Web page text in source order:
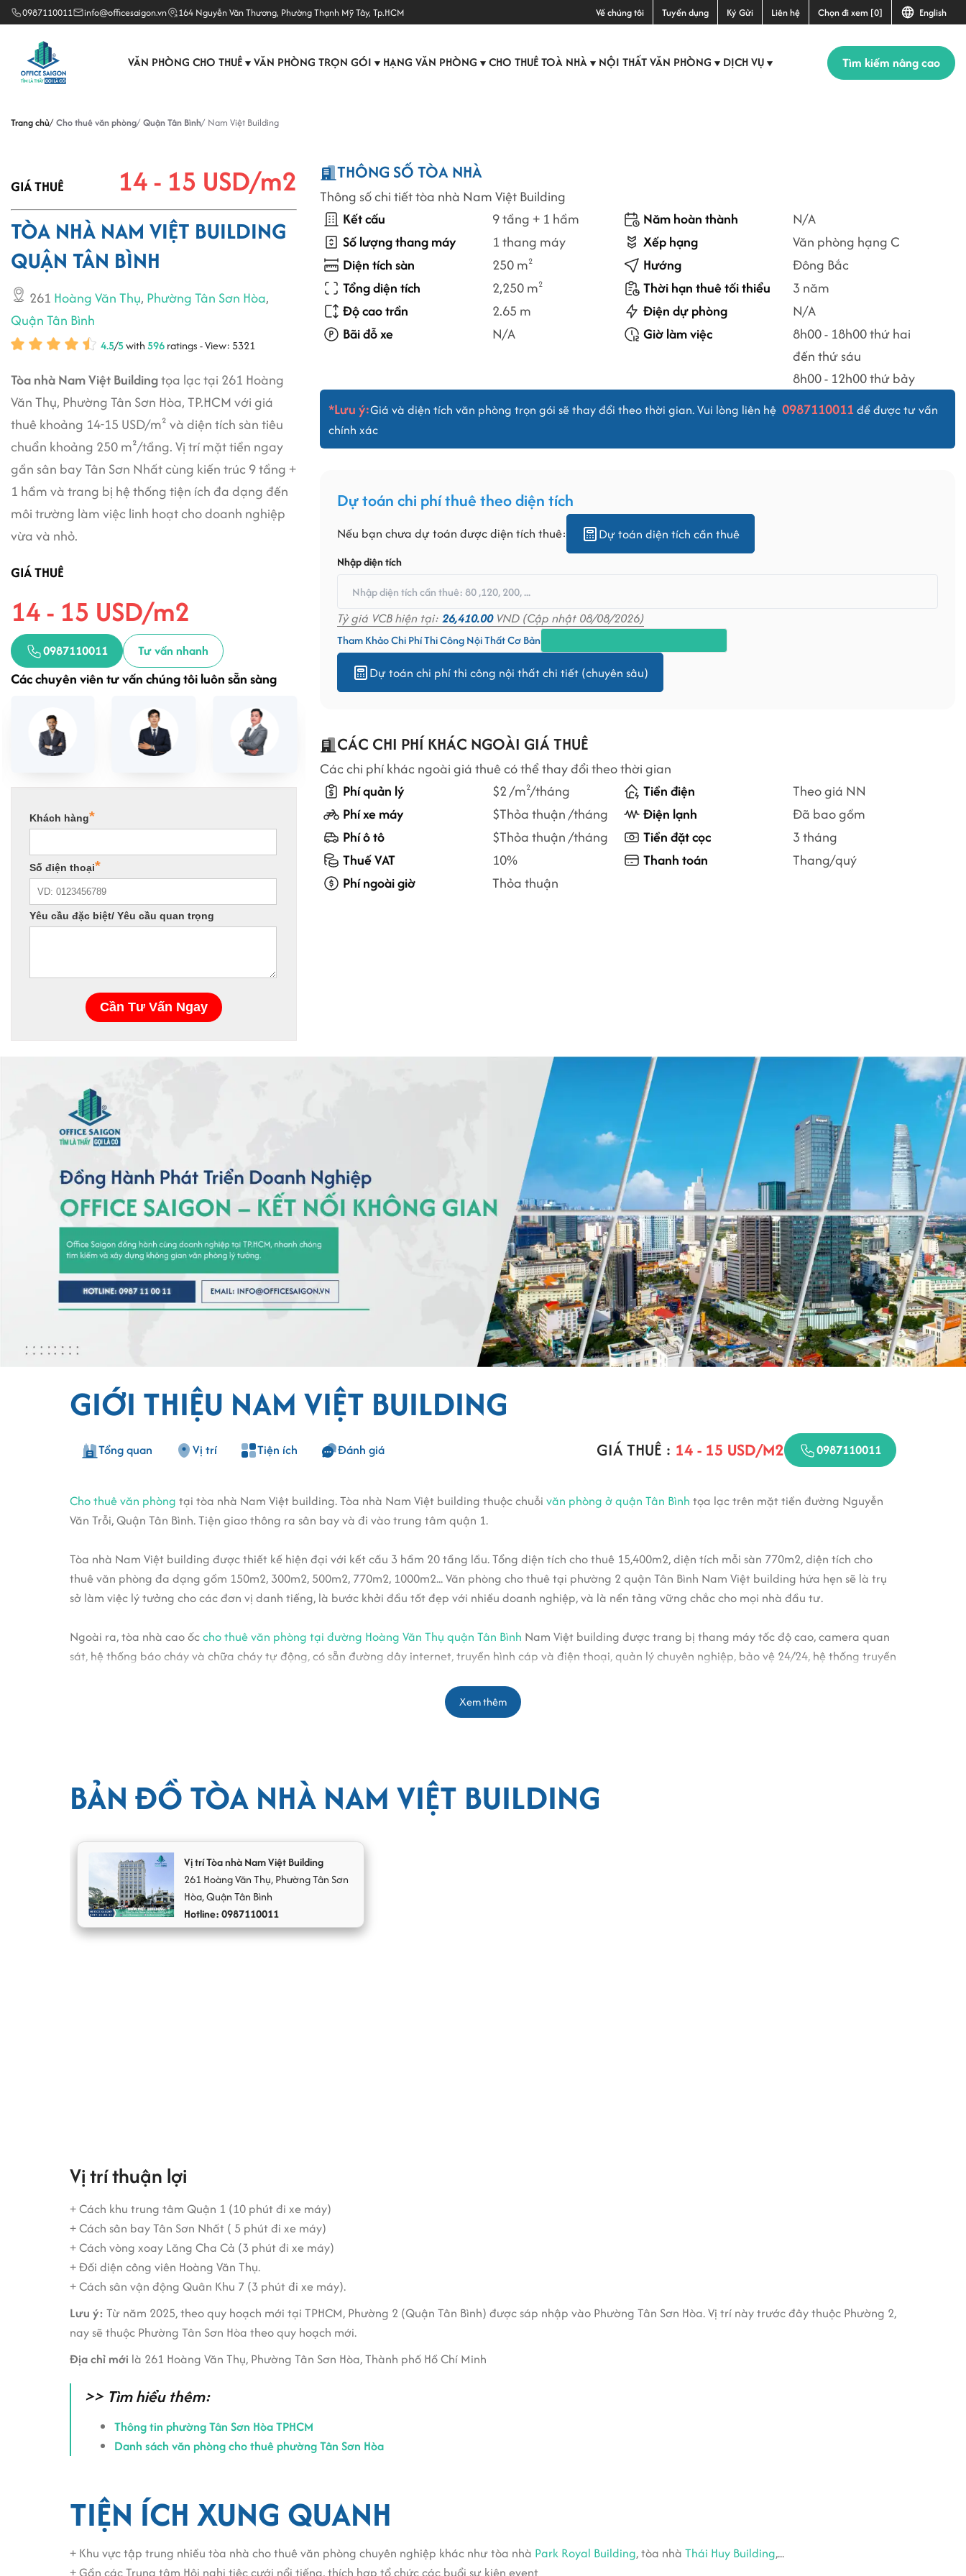
0987110011 info@officesaigon.vn 164 Nguyễn Văn Thương, Phường Thạnh Mỹ Tây, Tp.HCM Về chúng tôi Tuyển dụng Ký Gửi Liên hệ Chọn đi xem [0] English
VĂN PHÒNG CHO THUÊ ▼ VĂN PHÒNG TRỌN GÓI ▼ HẠNG VĂN PHÒNG ▼ CHO THUÊ TOÀ NHÀ ▼ NỘI THẤT VĂN PHÒNG ▼ DỊCH VỤ ▼ Tìm kiếm nâng cao
Trang chủ Cho thuê văn phòng Quận Tân Bình Nam Việt Building
GIÁ THUÊ 14 - 15 USD/m2
TÒA NHÀ NAM VIỆT BUILDING
QUẬN TÂN BÌNH
261 Hoàng Văn Thụ, Phường Tân Sơn Hòa,
Quận Tân Bình
4.5/5with596ratings - View: 5321
Tòa nhà Nam Việt Buildingtọa lạc tại 261 Hoàng
Văn Thụ, Phường Tân Sơn Hòa, TP.HCM với giá
thuê khoảng 14-15 USD/m² và diện tích sàn tiêu
chuẩn khoảng 250 m²/tầng. Vị trí mặt tiền ngay
gần sân bay Tân Sơn Nhất cùng kiến trúc 9 tầng +
1 hầm và trang bị hệ thống tiện ích đa dạng đến
môi trường làm việc linh hoạt cho doanh nghiệp
vừa và nhỏ.
GIÁ THUÊ
14 - 15 USD/m2
0987110011 Tư vấn nhanh
Các chuyên viên tư vấn chúng tôi luôn sẵn sàng
THÔNG SỐ TÒA NHÀ
Thông số chi tiết tòa nhà Nam Việt Building
Kết cấu
9 tầng + 1 hầm Năm hoàn thành
N/A
Số lượng thang máy
1 thang máy Xếp hạng
Văn phòng hạng C
Diện tích sàn
250 m2 Hướng
Đông Bắc
Tổng diện tích
2,250 m2 Thời hạn thuê tối thiểu
3 năm
Độ cao trần
2.65 m Điện dự phòng
N/A
Bãi đỗ xe
N/A Giờ làm việc
8h00 - 18h00 thứ hai
đến thứ sáu
8h00 - 12h00 thứ bảy
*Lưu ý:Giá và diện tích văn phòng trọn gói sẽ thay đổi theo thời gian. Vui lòng liên hệ 0987110011để được tư vấn
chính xác
Dự toán chi phí thuê theo diện tích
Nếu bạn chưa dự toán được diện tích thuê: Dự toán diện tích cần thuê
Nhập diện tích
Tỷ giá VCB hiện tại: 26,410.00VND (Cập nhật 08/08/2026)
Tham Khảo Chi Phí Thi Công Nội Thất Cơ Bản
Dự toán chi phí thi công nội thất chi tiết (chuyên sâu)
CÁC CHI PHÍ KHÁC NGOÀI GIÁ THUÊ
Các chi phí khác ngoài giá thuê có thể thay đổi theo thời gian
Phí quản lý
$2 /m2/tháng Tiền điện
Theo giá NN
Phí xe máy
$Thỏa thuận /tháng Điện lạnh
Đã bao gồm
Phí ô tô
$Thỏa thuận /tháng Tiền đặt cọc
3 tháng
Thuế VAT
10% Thanh toán
Thang/quý
Phí ngoài giờ
Thỏa thuận
GIỚI THIỆU NAM VIỆT BUILDING
Tổng quan Vị trí Tiện ích Đánh giá GIÁ THUÊ : 14 - 15 USD/M2 0987110011
Cho thuê văn phòng tại tòa nhà Nam Việt building. Tòa nhà Nam Việt building thuộc chuỗi văn phòng ở quận Tân Bình tọa lạc trên mặt tiền đường Nguyễn
Văn Trỗi, Quận Tân Bình. Tiện giao thông ra sân bay và đi vào trung tâm quận 1.
Tòa nhà Nam Việt building được thiết kế hiện đại với kết cấu 3 hầm 20 tầng lầu. Tổng diện tích cho thuê 15,400m2, diện tích mỗi sàn 770m2, diện tích cho
thuê văn phòng đa dạng gồm 150m2, 300m2, 500m2, 770m2, 1000m2... Văn phòng cho thuê tại phường 2 quận Tân Bình Nam Việt building hứa hẹn sẽ là trụ
sở làm việc lý tưởng cho các đơn vị danh tiếng, là bước khởi đầu tốt đẹp với nhiều doanh nghiệp, và là nền tảng vững chắc cho mọi nhà đầu tư.
Ngoài ra, tòa nhà cao ốccho thuê văn phòng tại đường Hoàng Văn Thụ quận Tân Bình Nam Việt building được trang bị thang máy tốc độ cao, camera quan
sát, hệ thống báo cháy và chữa cháy tự động, có sẵn đường dây internet, truyền hình cáp và điện thoại, quản lý chuyên nghiệp, bảo vệ 24/24, hệ thống truyền
Văn phòng cho thuê hạng C theo tiêu chuẩn quận Tân Bình, Nam Việt building với nhiều tiện ích phù hợp cho thuê văn phòng, hứa hẹn sẽ trở thành nơi chứng
Xem thêm
BẢN ĐỒ TÒA NHÀ NAM VIỆT BUILDING
Vị trí Tòa nhà Nam Việt Building
261Hoàng Văn Thụ,Phường Tân Sơn
Hòa,Quận Tân Bình
Hotline: 0987110011
Vị trí thuận lợi
+ Cách khu trung tâm Quận 1 (10 phút đi xe máy)
+ Cách sân bay Tân Sơn Nhất ( 5 phút đi xe máy)
+ Cách vòng xoay Lăng Cha Cả (3 phút đi xe máy)
+ Đối diện công viên Hoàng Văn Thụ.
+ Cách sân vận động Quân Khu 7 (3 phút đi xe máy).
Lưu ý: Từ năm 2025, theo quy hoạch mới tại TPHCM, Phường 2 (Quận Tân Bình) được sáp nhập vào Phường Tân Sơn Hòa. Vị trí này trước đây thuộc Phường 2,
nay sẽ thuộc Phường Tân Sơn Hòa theo quy hoạch mới.
Địa chỉ mới là 261 Hoàng Văn Thụ, Phường Tân Sơn Hòa, Thành phố Hồ Chí Minh
>> Tìm hiểu thêm:
Thông tin phường Tân Sơn Hòa TPHCM
Danh sách văn phòng cho thuê phường Tân Sơn Hòa
TIỆN ÍCH XUNG QUANH
+ Khu vực tập trung nhiều tòa nhà cho thuê văn phòng chuyên nghiệp khác như tòa nhà Park Royal Building, tòa nhà Thái Huy Building,...
+ Gần các Trung tâm Hội nghị tiệc cưới nổi tiếng, thích hợp tổ chức các buổi sự kiện event